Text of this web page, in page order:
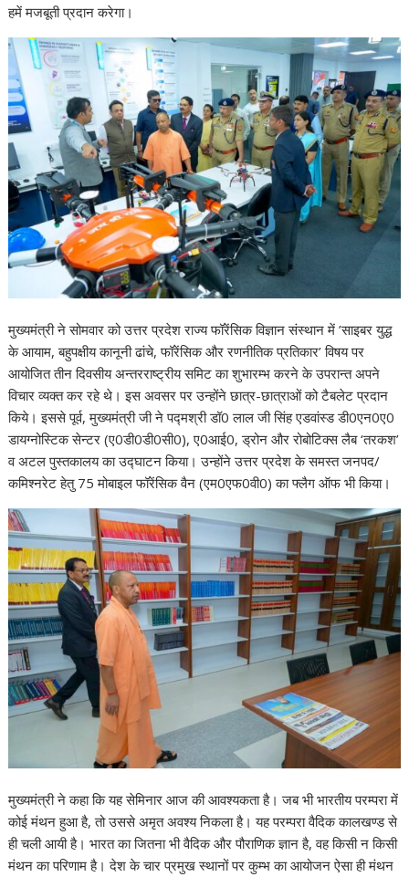
हमें मजबूती प्रदान करेगा।
मुख्यमंत्री ने सोमवार को उत्तर प्रदेश राज्य फॉरेंसिक विज्ञान संस्थान में ’साइबर युद्ध
के आयाम, बहुपक्षीय कानूनी ढांचे, फॉरेंसिक और रणनीतिक प्रतिकार’ विषय पर
आयोजित तीन दिवसीय अन्तरराष्ट्रीय समिट का शुभारम्भ करने के उपरान्त अपने
विचार व्यक्त कर रहे थे। इस अवसर पर उन्होंने छात्र-छात्राओं को टैबलेट प्रदान
किये। इससे पूर्व, मुख्यमंत्री जी ने पद्मश्री डॉ0 लाल जी सिंह एडवांस्ड डी0एन0ए0
डायग्नोस्टिक सेन्टर (ए0डी0डी0सी0), ए0आई0, ड्रोन और रोबोटिक्स लैब ‘तरकश’
व अटल पुस्तकालय का उद्घाटन किया। उन्होंने उत्तर प्रदेश के समस्त जनपद/
कमिश्नरेट हेतु 75 मोबाइल फॉरेंसिक वैन (एम0एफ0वी0) का फ्लैग ऑफ भी किया।
मुख्यमंत्री ने कहा कि यह सेमिनार आज की आवश्यकता है। जब भी भारतीय परम्परा में
कोई मंथन हुआ है, तो उससे अमृत अवश्य निकला है। यह परम्परा वैदिक कालखण्ड से
ही चली आयी है। भारत का जितना भी वैदिक और पौराणिक ज्ञान है, वह किसी न किसी
मंथन का परिणाम है। देश के चार प्रमुख स्थानों पर कुम्भ का आयोजन ऐसा ही मंथन